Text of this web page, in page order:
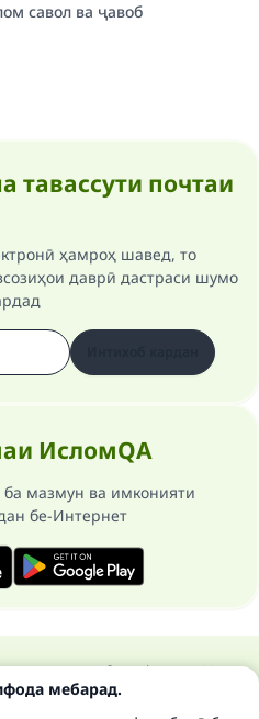
савол ва ҷавоб
тавассути почтаи
ҳамроҳ шавед, то
даврӣ дастраси шумо
ИсломQA
ба мазмун ва имконияти
бе-Интернет
ва ҷавоб маҳфуз аст 1997-
©
мебарад.